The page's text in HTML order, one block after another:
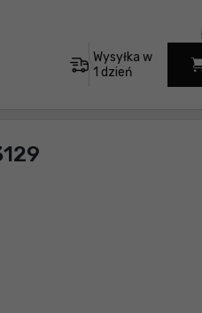
Wysyłka w
1 dzień